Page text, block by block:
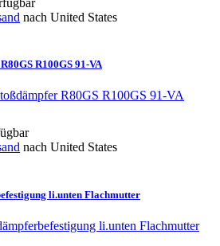
nach United States
R100GS 91-VA
nach United States
li.unten Flachmutter